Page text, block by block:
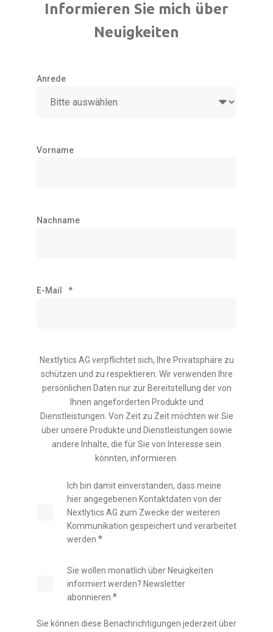
Informieren Sie mich über
Neuigkeiten
Anrede
Vorname
Nachname
E-Mail *
Nextlytics AG verpflichtet sich, Ihre Privatsphäre zu
schützen und zu respektieren. Wir verwenden Ihre
persönlichen Daten nur zur Bereitstellung der von
Ihnen angeforderten Produkte und
Dienstleistungen. Von Zeit zu Zeit möchten wir Sie
über unsere Produkte und Dienstleistungen sowie
andere Inhalte, die für Sie von Interesse sein
könnten, informieren.
Ich bin damit einverstanden, dass meine
hier angegebenen Kontaktdaten von der
Nextlytics AG zum Zwecke der weiteren
Kommunikation gespeichert und verarbeitet
werden. *
Sie wollen monatlich über Neuigkeiten
informiert werden? Newsletter
abonnieren. *
Sie können diese Benachrichtigungen jederzeit über